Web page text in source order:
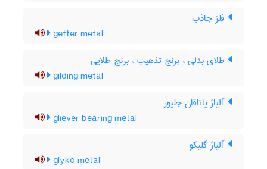
فلز جاذب
getter metal
طلای بدلی ، برنج تذهیب ، برنج طلایی
gilding metal
آلیاژ یاتاقان جلیور
gliever bearing metal
آلیاژ گلیکو
glyko metal